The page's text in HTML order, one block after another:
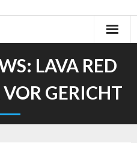
LAVA RED
VOR GERICHT